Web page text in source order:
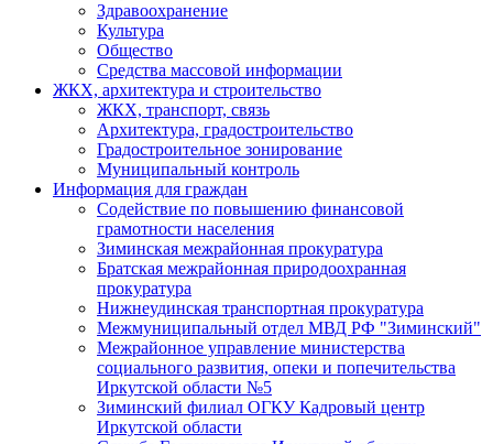
Здравоохранение
Культура
Общество
Средства массовой информации
ЖКХ, архитектура и строительство
ЖКХ, транспорт, связь
Архитектура, градостроительство
Градостроительное зонирование
Муниципальный контроль
Информация для граждан
Содействие по повышению финансовой
грамотности населения
Зиминская межрайонная прокуратура
Братская межрайонная природоохранная
прокуратура
Нижнеудинская транспортная прокуратура
Межмуниципальный отдел МВД РФ "Зиминский"
Межрайонное управление министерства
социального развития, опеки и попечительства
Иркутской области №5
Зиминский филиал ОГКУ Кадровый центр
Иркутской области